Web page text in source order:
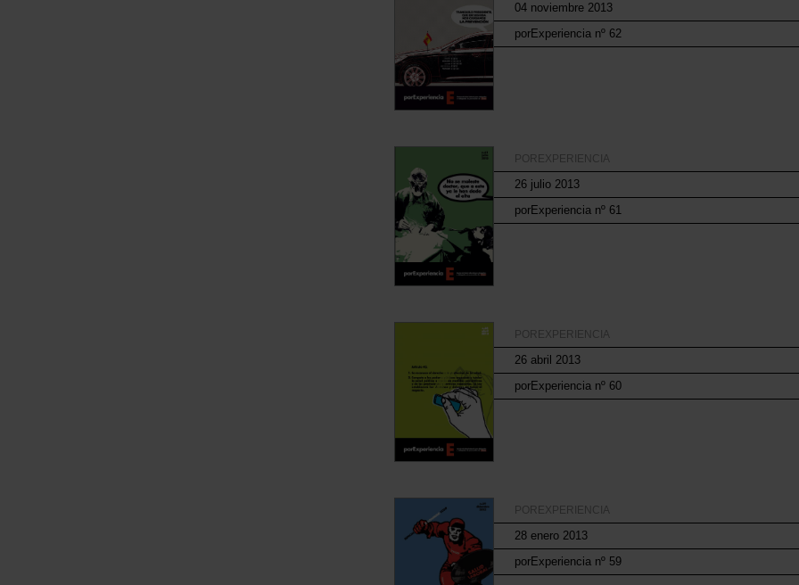
04 noviembre 2013
porExperiencia nº 62
POREXPERIENCIA
26 julio 2013
porExperiencia nº 61
POREXPERIENCIA
26 abril 2013
porExperiencia nº 60
POREXPERIENCIA
28 enero 2013
porExperiencia nº 59